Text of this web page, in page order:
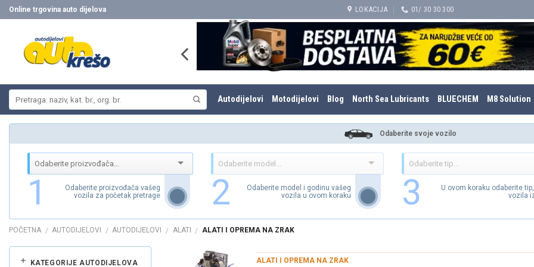
Skip
to
Online trgovina auto dijelova LOKACIJA 01/ 30 30 300
Autodijelovi Motodijelovi Blog North Sea Lubricants BLUECHEM M8 Solution
Odaberite svoje vozilo
1
Odaberite proizvođača vašeg
vozila za početak pretrage
2
Odaberite model i godinu vašeg
vozila u ovom koraku
3
U ovom koraku odaberite
vozila
POČETNA / AUTODIJELOVI / AUTODIJELOVI / ALATI / ALATI I OPREMA NA ZRAK
KATEGORIJE AUTODIJELOVA ALATI I OPREMA NA ZRAK